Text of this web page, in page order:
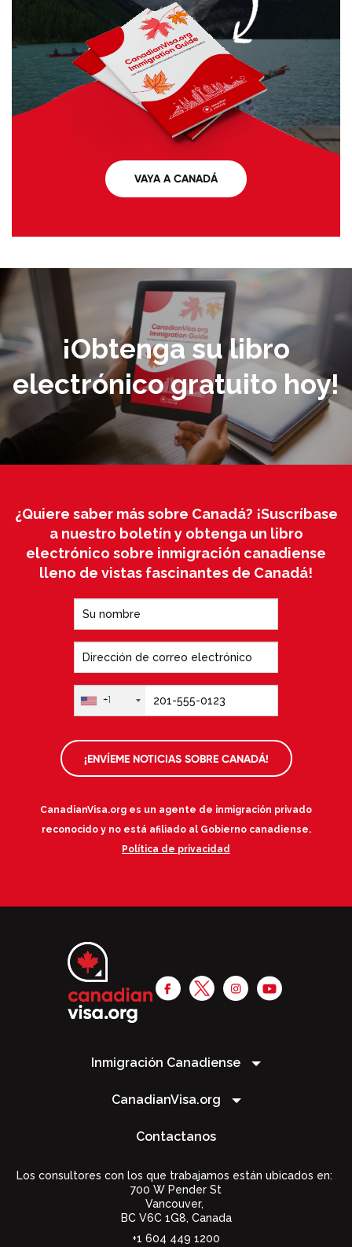
VAYA A CANADÁ
¡Obtenga su libro
electrónico gratuito hoy!
¿Quiere saber más sobre Canadá? ¡Suscríbase
a nuestro boletín y obtenga un libro
electrónico sobre inmigración canadiense
lleno de vistas fascinantes de Canadá!
+1
¡ENVÍEME NOTICIAS SOBRE CANADÁ!
CanadianVisa.org es un agente de inmigración privado
reconocido y no está afiliado al Gobierno canadiense.
Política de privacidad
Inmigración Canadiense
CanadianVisa.org
Contactanos
Los consultores con los que trabajamos están ubicados en:
700 W Pender St
Vancouver,
BC V6C 1G8, Canada
+1 604 449 1200